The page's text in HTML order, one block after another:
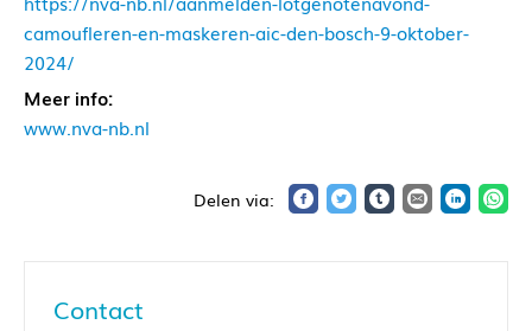
camoufleren-en-maskeren-aic-den-bosch-9-oktober-
2024/
Meer info:
www.nva-nb.nl
Contact